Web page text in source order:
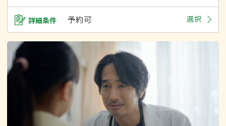
詳細条件 予約可 選択